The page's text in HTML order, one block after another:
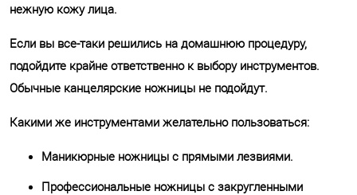
нежную кожу лица.
Если вы все-таки решились на домашнюю процедуру,
подойдите крайне ответственно к выбору инструментов.
Обычные канцелярские ножницы не подойдут.
Какими же инструментами желательно пользоваться:
Маникюрные ножницы с прямыми лезвиями.
Профессиональные ножницы с закругленными